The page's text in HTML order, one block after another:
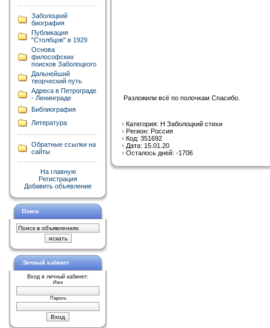
Заболоцкий
биография
Публикация
"Столбцов" в 1929
Основа
философских
поисков Заболоцкого
Дальнейший
творческий путь
Адреса в Петрограде
- Ленинграде
Библиография
Литература
Обратные ссылки на
сайты
На главную
Регистрация
Добавить объявление
Поиск
Личный кабинет
Вход в личный кабинет:
Имя
Пароль
Разложили всё по полочкам Спасибо.
Категория: Н Заболоцкий стихи
Регион: Россия
Код: 351692
Дата: 15.01.20
Осталось дней: -1706